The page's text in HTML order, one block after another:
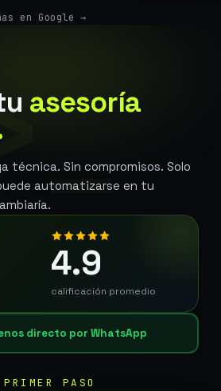
en Google →
PASO
asesoría
técnica. Sin compromisos. Solo
automatizarse en tu
4.9
calificación promedio
directo por WhatsApp